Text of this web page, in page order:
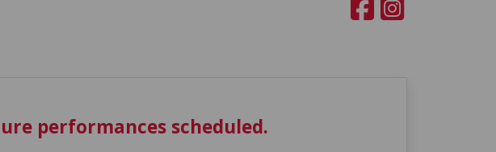
performances scheduled.